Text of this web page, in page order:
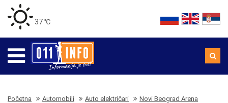
37 ℃
Početna Automobili Auto električari Novi Beograd Arena